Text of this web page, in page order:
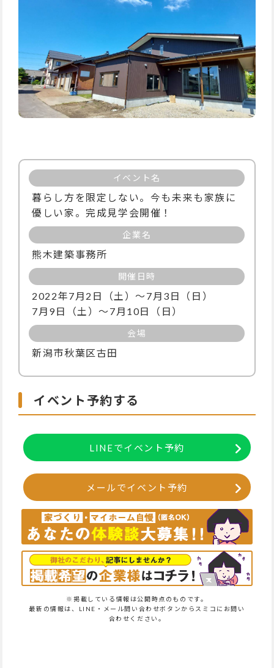
イベント名
暮らし方を限定しない。今も未来も家族に
優しい家。完成見学会開催！
企業名
熊木建築事務所
開催日時
2022年7月2日（土）〜7月3日（日）
7月9日（土）〜7月10日（日）
会場
新潟市秋葉区古田
イベント予約する
LINEでイベント予約
メールでイベント予約
※掲載している情報は公開時点のものです。
最新の情報は、LINE・メール問い合わせボタンからスミコにお問い
合わせください。